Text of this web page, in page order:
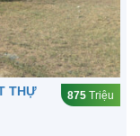
THỰ
875 Triệu